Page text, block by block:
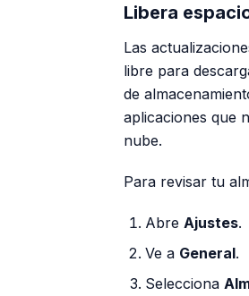
Libera
Las
libre para
de
aplicaciones que
nube.
Para revisar tu
Abre Ajustes.
Ve a General.
Selecciona